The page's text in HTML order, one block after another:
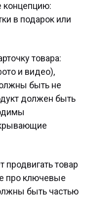
концепцию:
в подарок или
товара:
и видео),
быть не
должен быть
продвигать товар
про ключевые
быть частью